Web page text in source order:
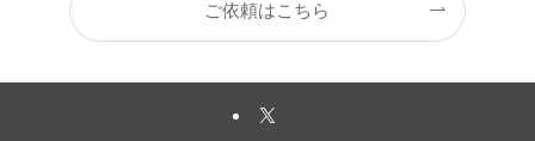
ご依頼はこちら